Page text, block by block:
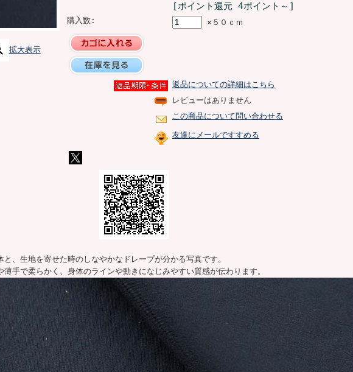
拡大表示
[ポイント還元 4ポイント～]
購入数: ×５０ｃｍ
返品についての詳細はこちら
レビューはありません
この商品について問い合わせる
友達にメールですすめる
と、生地を寄せた時のしなやかなドレープが分かる写真です。
薄手で柔らかく、身体のラインや動きになじみやすい質感が伝わります。